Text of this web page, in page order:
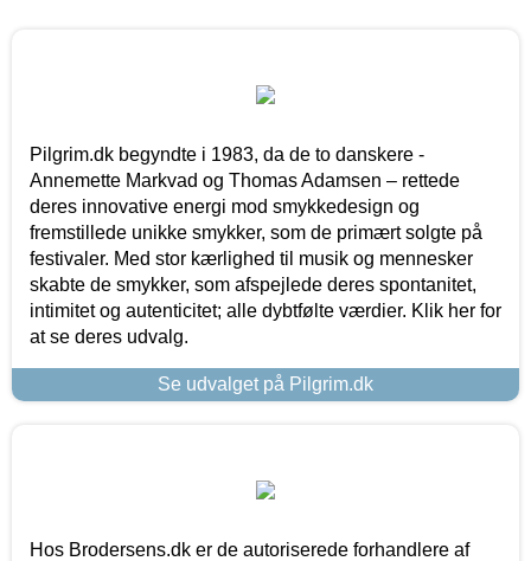
Pilgrim.dk begyndte i 1983, da de to danskere -
Annemette Markvad og Thomas Adamsen – rettede
deres innovative energi mod smykkedesign og
fremstillede unikke smykker, som de primært solgte på
festivaler. Med stor kærlighed til musik og mennesker
skabte de smykker, som afspejlede deres spontanitet,
intimitet og autenticitet; alle dybtfølte værdier. Klik her for
at se deres udvalg.
Se udvalget på Pilgrim.dk
Hos Brodersens.dk er de autoriserede forhandlere af